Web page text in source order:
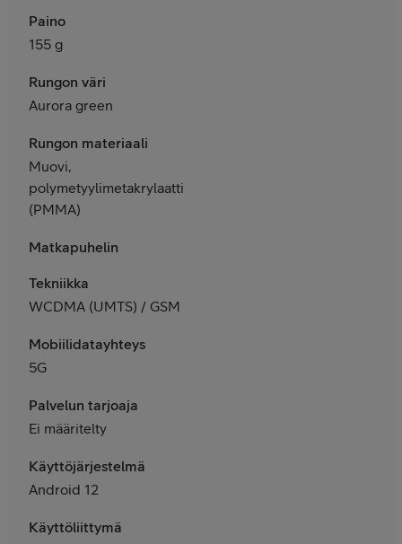
Paino
155 g
Rungon väri
Aurora green
Rungon materiaali
Muovi,
polymetyylimetakrylaatti
(PMMA)
Matkapuhelin
Tekniikka
WCDMA (UMTS) / GSM
Mobiilidatayhteys
5G
Palvelun tarjoaja
Ei määritelty
Käyttöjärjestelmä
Android 12
Käyttöliittymä